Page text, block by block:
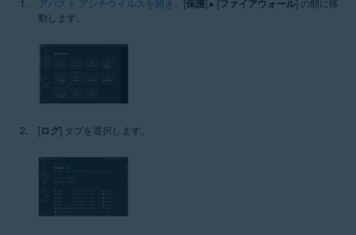
アバスト アンチウイルスを開き 、[保護] ▸ [ファイアウォール] の順に移
動します。
[ログ] タブを選択します。